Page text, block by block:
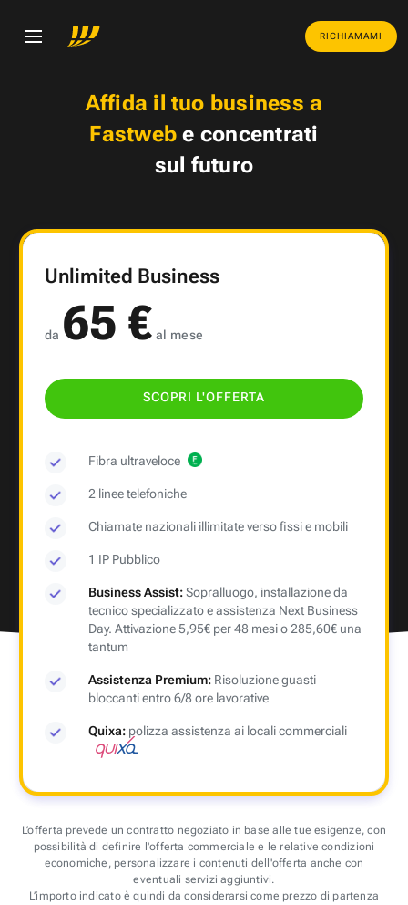
RICHIAMAMI
Affida il tuo business a
Fastweb e concentrati
sul futuro
Unlimited Business
da 65 € al mese
SCOPRI L'OFFERTA
Fibra ultraveloce
2 linee telefoniche
Chiamate nazionali illimitate verso fissi e mobili
1 IP Pubblico
Business Assist:Sopralluogo, installazione da
tecnico specializzato e assistenza Next Business
Day. Attivazione 5,95€ per 48 mesi o 285,60€ una
tantum
Assistenza Premium: Risoluzione guasti
bloccanti entro 6/8 ore lavorative
Quixa: polizza assistenza ai locali commerciali
L’offerta prevede un contratto negoziato in base alle tue esigenze, con
possibilità di definire l'offerta commerciale e le relative condizioni
economiche, personalizzare i contenuti dell'offerta anche con
eventuali servizi aggiuntivi.
L’importo indicato è quindi da considerarsi come prezzo di partenza